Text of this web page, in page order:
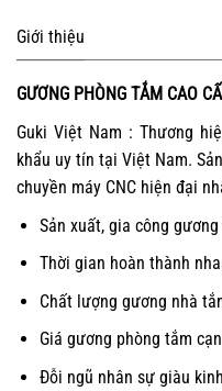
Giới thiệu
GƯƠNG PHÒNG TẮM CAO
Guki Việt Nam : Thương
khẩu uy tín tại Việt Nam.
chuyền máy CNC hiện đại
Sản xuất, gia công
Thời gian hoàn thành
Chất lượng gương nhà
Giá gương phòng tắm
Đỗi ngũ nhân sự giàu